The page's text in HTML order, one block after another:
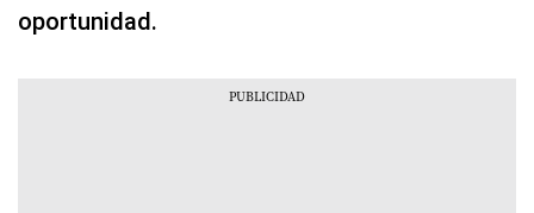
oportunidad.